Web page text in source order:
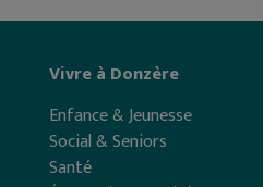
Vivre à Donzère
Enfance & Jeunesse
Social & Seniors
Santé